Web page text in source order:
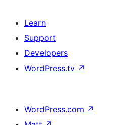
Learn
Support
Developers
WordPress.tv ↗
WordPress.com ↗